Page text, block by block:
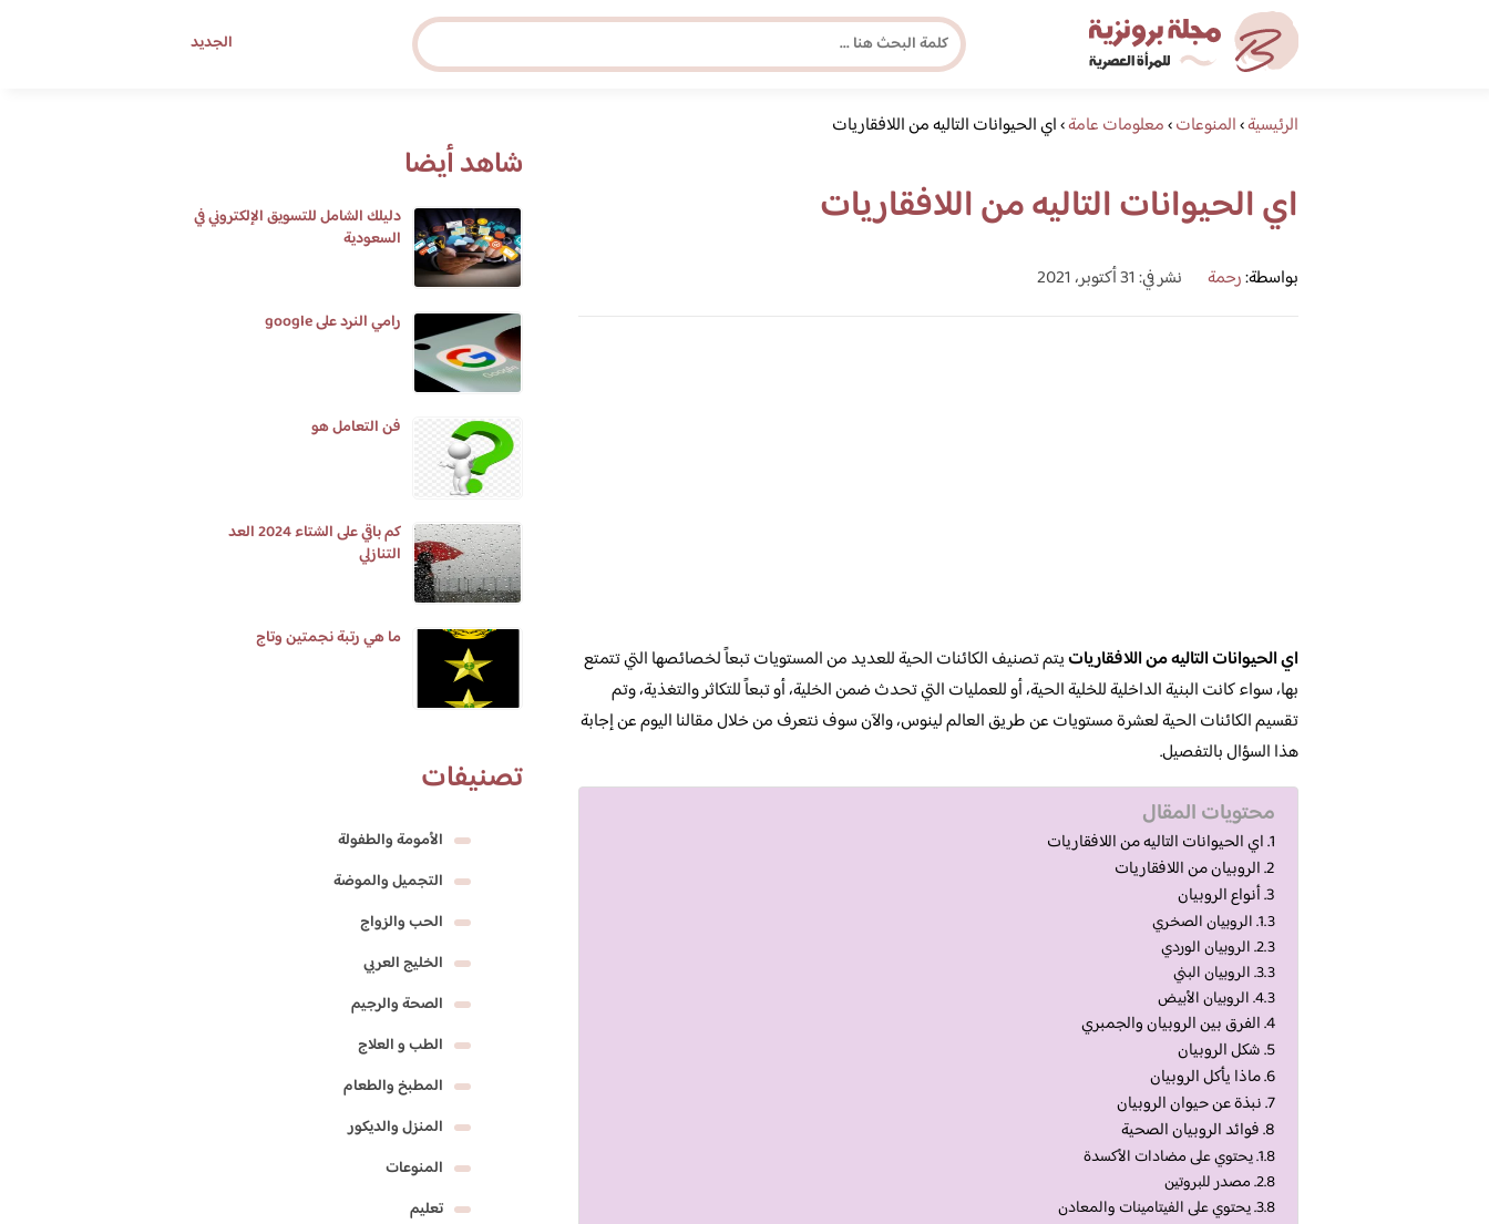
الجديد
مجلة برونزية للفتاة العصرية
ابحث عن أي موضوع يهمك
الرئيسية›المنوعات›معلومات عامة›اي الحيوانات التاليه من اللافقاريات
اي الحيوانات التاليه من اللافقاريات
بواسطة:رحمة نشر في: 31 أكتوبر، 2021
اي الحيوانات التاليه من اللافقارياتيتم تصنيف الكائنات الحية للعديد من المستويات تبعاً لخصائصها التي تتمتع
بها، سواء كانت البنية الداخلية للخلية الحية، أو للعمليات التي تحدث ضمن الخلية، أو تبعاً للتكاثر والتغذية، وتم
تقسيم الكائنات الحية لعشرة مستويات عن طريق العالم لينوس، والآن سوف نتعرف من خلال مقالنا اليوم عن إجابة
هذا السؤال بالتفصيل.
محتويات المقال
اي الحيوانات التاليه من اللافقاريات
الروبيان من اللافقاريات
أنواع الروبيان
الروبيان الصخري
الروبيان الوردي
الروبيان البني
الروبيان الأبيض
الفرق بين الروبيان والجمبري
شكل الروبيان
ماذا يأكل الروبيان
نبذة عن حيوان الروبيان
فوائد الروبيان الصحية
يحتوي على مضادات الأكسدة
مصدر للبروتين
يحتوي على الفيتامينات والمعادن
شاهد أيضا
دليلك الشامل للتسويق الإلكتروني في
السعودية
رامي النرد على google
فن التعامل هو
كم باقي على الشتاء 2024 العد
التنازلي
ما هي رتبة نجمتين وتاج
تصنيفات
الأمومة والطفولة
التجميل والموضة
الحب والزواج
الخليج العربي
الصحة والرجيم
الطب و العلاج
المطبخ والطعام
المنزل والديكور
المنوعات
تعليم